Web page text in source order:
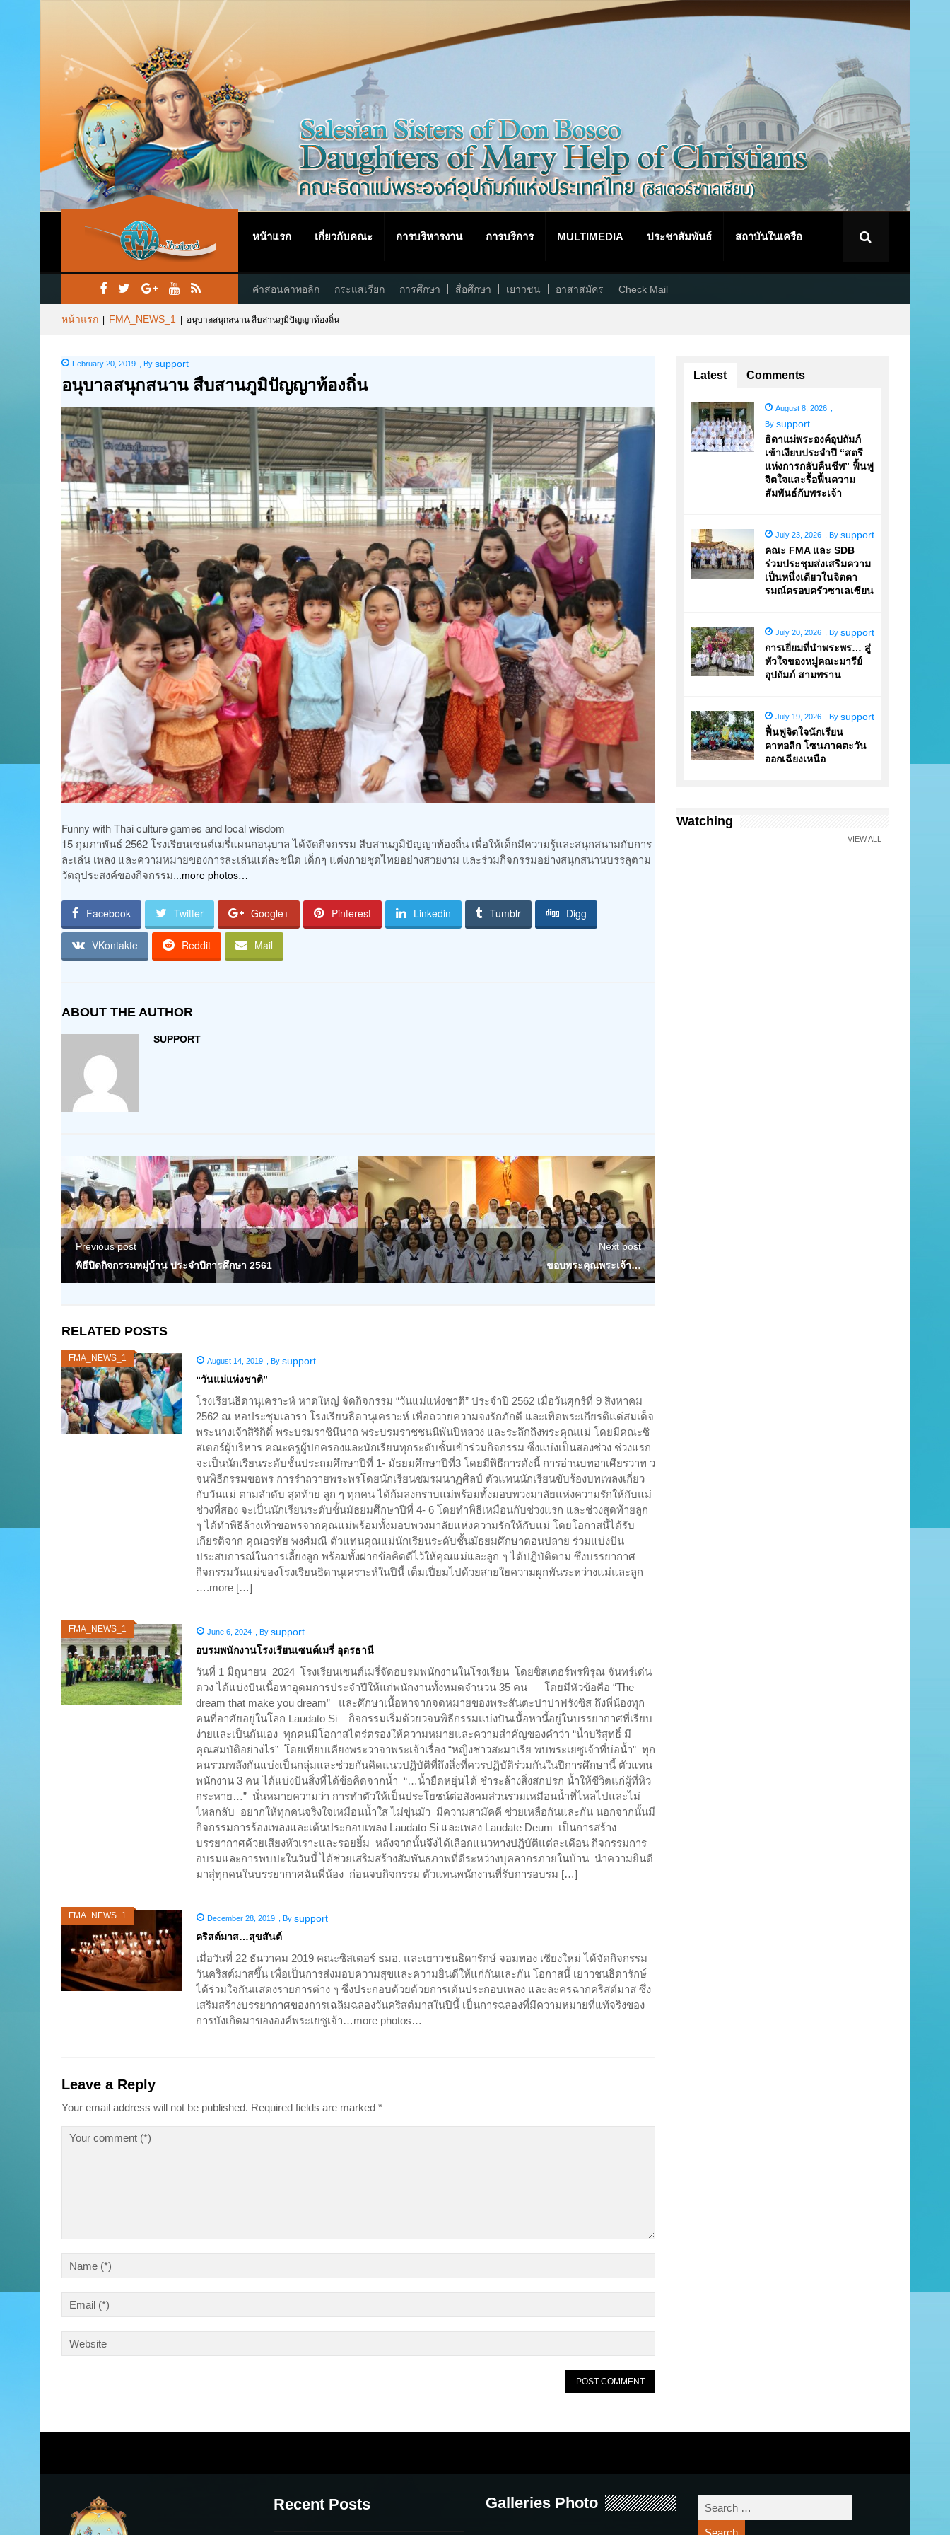
หน้าแรก เกี่ยวกับคณะ การบริหารงาน การบริการ MULTIMEDIA ประชาสัมพันธ์ สถาบันในเครือ
คำสอนคาทอลิก กระแสเรียก การศึกษา สื่อศึกษา เยาวชน อาสาสมัคร Check Mail
หน้าแรก FMA_NEWS_1 อนุบาลสนุกสนาน สืบสานภูมิปัญญาท้องถิ่น
February 20, 2019 By support
อนุบาลสนุกสนาน สืบสานภูมิปัญญาท้องถิ่น
Funny with Thai culture games and local wisdom
15 กุมภาพันธ์ 2562 โรงเรียนเซนต์เมรี่แผนกอนุบาล ได้จัดกิจกรรม สืบสานภูมิปัญญาท้องถิ่น เพื่อให้เด็กมีความรู้และสนุกสนามกับการ
ละเล่น เพลง และความหมายของการละเล่นแต่ละชนิด เด็กๆ แต่งกายชุดไทยอย่างสวยงาม และร่วมกิจกรรมอย่างสนุกสนานบรรลุตาม
วัตถุประสงค์ของกิจกรรม...more photos…
Facebook Twitter Google+ Pinterest Linkedin Tumblr Digg
VKontakte Reddit Mail
ABOUT THE AUTHOR
SUPPORT
Previous post
พิธีปิดกิจกรรมหมู่บ้าน ประจำปีการศึกษา 2561
Next post
ขอบพระคุณพระเจ้า…
RELATED POSTS
FMA_NEWS_1 August 14, 2019 By support
“วันแม่แห่งชาติ”
โรงเรียนธิดานุเคราะห์ หาดใหญ่ จัดกิจกรรม “วันแม่แห่งชาติ” ประจำปี 2562 เมื่อวันศุกร์ที่ 9 สิงหาคม
2562 ณ หอประชุมเลารา โรงเรียนธิดานุเคราะห์ เพื่อถวายความจงรักภักดี และเทิดพระเกียรติแด่สมเด็จ
พระนางเจ้าสิริกิติ์ พระบรมราชินีนาถ พระบรมราชชนนีพันปีหลวง และระลึกถึงพระคุณแม่ โดยมีคณะซิ
สเตอร์ผู้บริหาร คณะครูผู้ปกครองและนักเรียนทุกระดับชั้นเข้าร่วมกิจกรรม ซึ่งแบ่งเป็นสองช่วง ช่วงแรก
จะเป็นนักเรียนระดับชั้นประถมศึกษาปีที่ 1- มัธยมศึกษาปีที่3 โดยมีพิธีการดังนี้ การอ่านบทอาเศียรวาท ว
จนพิธีกรรมขอพร การรำถวายพระพรโดยนักเรียนชมรมนาฏศิลป์ ตัวแทนนักเรียนขับร้องบทเพลงเกี่ยว
กับวันแม่ ตามลำดับ สุดท้าย ลูก ๆ ทุกคน ได้ก้มลงกราบแม่พร้อมทั้งมอบพวงมาลัยแห่งความรักให้กับแม่
ช่วงที่สอง จะเป็นนักเรียนระดับชั้นมัธยมศึกษาปีที่ 4- 6 โดยทำพิธีเหมือนกับช่วงแรก และช่วงสุดท้ายลูก
ๆ ได้ทำพิธีล้างเท้าขอพรจากคุณแม่พร้อมทั้งมอบพวงมาลัยแห่งความรักให้กับแม่ โดยโอกาสนี้ได้รับ
เกียรติจาก คุณอรทัย พงศ์มณี ตัวแทนคุณแม่นักเรียนระดับชั้นมัธยมศึกษาตอนปลาย ร่วมแบ่งปัน
ประสบการณ์ในการเลี้ยงลูก พร้อมทั้งฝากข้อคิดดีไว้ให้คุณแม่และลูก ๆ ได้ปฏิบัติตาม ซึ่งบรรยากาศ
กิจกรรมวันแม่ของโรงเรียนธิดานุเคราะห์ในปีนี้ เต็มเปี่ยมไปด้วยสายใยความผูกพันระหว่างแม่และลูก
….more […]
FMA_NEWS_1 June 6, 2024 By support
อบรมพนักงานโรงเรียนเซนต์เมรี่ อุดรธานี
วันที่ 1 มิถุนายน 2024 โรงเรียนเซนต์เมรี่จัดอบรมพนักงานในโรงเรียน โดยซิสเตอร์พรพิรุณ จันทร์เด่น
ดวง ได้แบ่งปันเนื้อหาอุดมการประจำปีให้แก่พนักงานทั้งหมดจำนวน 35 คน โดยมีหัวข้อคือ “The
dream that make you dream” และศึกษาเนื้อหาจากจดหมายของพระสันตะปาปาฟรังซิส ถึงพี่น้องทุก
คนที่อาศัยอยู่ในโลก Laudato Si กิจกรรมเริ่มด้วยวจนพิธีกรรมแบ่งปันเนื้อหานี้อยู่ในบรรยากาศที่เรียบ
ง่ายและเป็นกันเอง ทุกคนมีโอกาสไตร่ตรองให้ความหมายและความสำคัญของคำว่า “น้ำบริสุทธิ์ มี
คุณสมบัติอย่างไร” โดยเทียบเคียงพระวาจาพระเจ้าเรื่อง “หญิงชาวสะมาเรีย พบพระเยซูเจ้าที่บ่อน้ำ” ทุก
คนรวมพลังกันแบ่งเป็นกลุ่มและช่วยกันคิดแนวปฏิบัติที่ถึงสิ่งที่ควรปฏิบัติร่วมกันในปีการศึกษานี้ ตัวแทน
พนักงาน 3 คน ได้แบ่งปันสิ่งที่ได้ข้อคิดจากน้ำ “…น้ำยืดหยุ่นได้ ชำระล้างสิ่งสกปรก น้ำให้ชีวิตแก่ผู้ที่หิว
กระหาย…” นั่นหมายความว่า การทำตัวให้เป็นประโยชน์ต่อสังคมส่วนรวมเหมือนน้ำที่ไหลไปและไม่
ไหลกลับ อยากให้ทุกคนจริงใจเหมือนน้ำใส ไม่ขุ่นมัว มีความสามัคคี ช่วยเหลือกันและกัน นอกจากนั้นมี
กิจกรรมการร้องเพลงและเต้นประกอบเพลง Laudato Si และเพลง Laudate Deum เป็นการสร้าง
บรรยากาศด้วยเสียงหัวเราะและรอยยิ้ม หลังจากนั้นจึงได้เลือกแนวทางปฎิบัติแต่ละเดือน กิจกรรมการ
อบรมและการพบปะในวันนี้ ได้ช่วยเสริมสร้างสัมพันธภาพที่ดีระหว่างบุคลากรภายในบ้าน นำความยินดี
มาสุ่ทุกคนในบรรยากาศฉันพี่น้อง ก่อนจบกิจกรรม ตัวแทนพนักงานที่รับการอบรม […]
FMA_NEWS_1 December 28, 2019 By support
คริสต์มาส…สุขสันต์
เมื่อวันที่ 22 ธันวาคม 2019 คณะซิสเตอร์ ธมอ. และเยาวชนธิดารักษ์ จอมทอง เชียงใหม่ ได้จัดกิจกรรม
วันคริสต์มาสขึ้น เพื่อเป็นการส่งมอบความสุขและความยินดีให้แก่กันและกัน โอกาสนี้ เยาวชนธิดารักษ์
ได้ร่วมใจกันแสดงรายการต่าง ๆ ซึ่งประกอบด้วยด้วยการเต้นประกอบเพลง และละครฉากคริสต์มาส ซึ่ง
เสริมสร้างบรรยากาศของการเฉลิมฉลองวันคริสต์มาสในปีนี้ เป็นการฉลองที่มีความหมายที่แท้จริงของ
การบังเกิดมาขององค์พระเยซูเจ้า…more photos…
Leave a Reply
Your email address will not be published. Required fields are marked *
Latest Comments
August 8, 2026
By support
ธิดาแม่พระองค์อุปถัมภ์
เข้าเงียบประจำปี “สตรี
แห่งการกลับคืนชีพ” ฟื้นฟู
จิตใจและรื้อฟื้นความ
สัมพันธ์กับพระเจ้า
July 23, 2026 By support
คณะ FMA และ SDB
ร่วมประชุมส่งเสริมความ
เป็นหนึ่งเดียวในจิตตา
รมณ์ครอบครัวซาเลเซียน
July 20, 2026 By support
การเยี่ยมที่นำพระพร… สู่
หัวใจของหมู่คณะมารีย์
อุปถัมภ์ สามพราน
July 19, 2026 By support
ฟื้นฟูจิตใจนักเรียน
คาทอลิก โซนภาคตะวัน
ออกเฉียงเหนือ
Watching
VIEW ALL
Recent Posts Galleries Photo